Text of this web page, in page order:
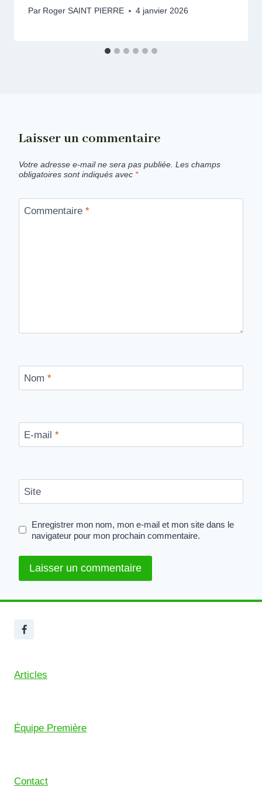
Par Roger SAINT PIERRE 4 janvier 2026
Laisser un commentaire
Votre adresse e-mail ne sera pas publiée. Les champs
obligatoires sont indiqués avec *
Commentaire *
Nom *
E-mail *
Site
Enregistrer mon nom, mon e-mail et mon site dans le
navigateur pour mon prochain commentaire.
Articles
Équipe Première
Contact